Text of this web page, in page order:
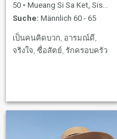
50 • Mueang Si Sa Ket, Sisaket, Thailand
Suche: Männlich 60 - 65
เป็นคนคิดบวก, อารมณ์​ดี,
จริงใจ, ซื่อสัตย์, รักครอบครัว